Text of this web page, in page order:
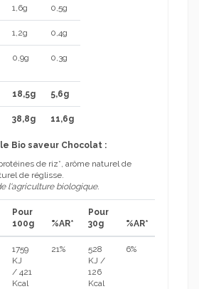
1,6g 0,5g
1,2g 0,4g
0,9g 0,3g
18,5g 5,6g
38,8g 11,6g
Bio saveur Chocolat :
de riz*, arôme naturel de
de réglisse.
l'agriculture biologique.
Pour
100g
%AR*
Pour
30g
%AR*
1759
KJ
/ 421
Kcal
21%
528
KJ /
126
Kcal
6%